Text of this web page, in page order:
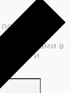
по
с вами в
и